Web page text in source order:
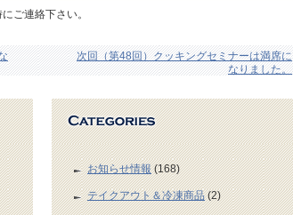
ご連絡下さい。
次回（第48回）クッキングセミナーは満席に
なりました。
お知らせ情報(168)
テイクアウト＆冷凍商品(2)